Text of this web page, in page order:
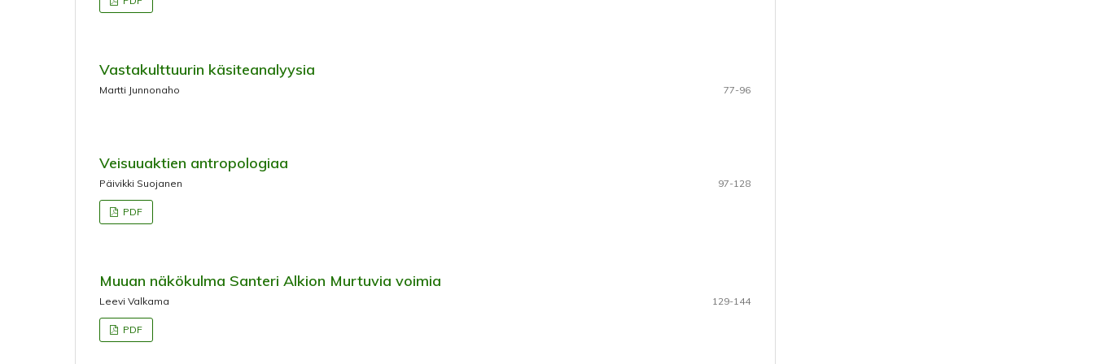
Vastakulttuurin käsiteanalyysia
Martti Junnonaho 77-96
Veisuuaktien antropologiaa
Päivikki Suojanen 97-128
PDF
Muuan näkökulma Santeri Alkion Murtuvia voimia
Leevi Valkama 129-144
PDF